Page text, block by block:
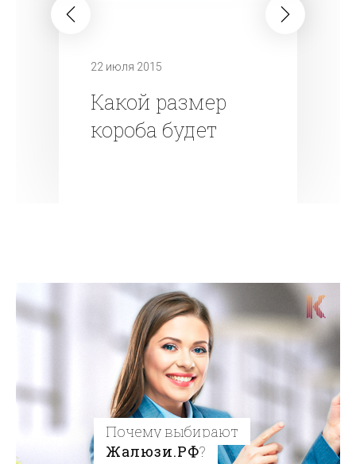
22 июля 2015
Какой размер
короба будет
Почему выбирают
Жалюзи.РФ?